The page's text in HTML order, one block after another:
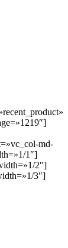
md-
1″]
2″]
3″]